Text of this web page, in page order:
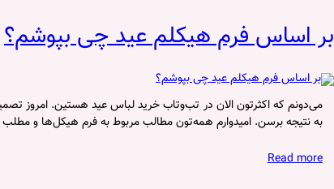
بر اساس فرم هیکلم عید چی بپوشم؟
می‌دونم که اکثرتون الان در تب‌و‌تاب خرید لباس عید هستین. امروز
به نتیجه برسن. امیدوارم همه‌تون مطالب مربوط به فرم هیکل‌ها و مطلب
Read more